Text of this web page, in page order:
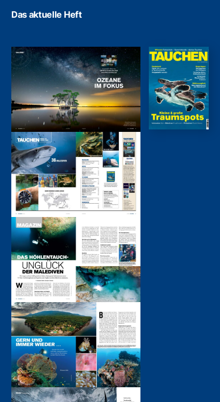
Das aktuelle Heft